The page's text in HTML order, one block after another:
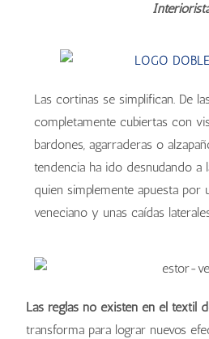
Las cortinas se simplifican. De
completamente cubiertas con
bardones, agarraderas o
tendencia ha ido desnudando
quien simplemente apuesta por
veneciano y unas caídas
Las reglas no existen en el textil
transforma para lograr nuevos